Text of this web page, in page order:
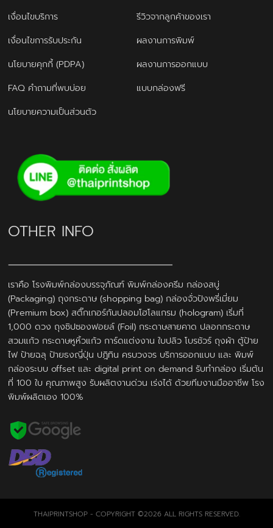
เงื่อนไขบริการ
รีวิวจากลูกค้าของเรา
เงื่อนไขการรับประกัน
ผลงานการพิมพ์
นโยบายคุกกี้ (PDPA)
ผลงานการออกแบบ
FAQ คำถามที่พบบ่อย
แบบกล่องฟรี
นโยบายความเป็นส่วนตัว
OTHER INFO
เราคือ โรงพิมพ์กล่องบรรจุภัณฑ์ พิมพ์กล่องครีม กล่องสบู่
(Packaging) ถุงกระดาษ (shopping bag) กล่องจั่วปังพรี่เมี่ยม
(Premium box) สติ๊กเกอร์กันปลอมโฮโลแกรม (hologram) เริ่มที่
1,000 ดวง ถุงซิปซองฟอยล์ (Foil) กระดาษสายคาด ปลอกกระดาษ
สวมแก้ว กระดาษหูหิ้วแก้ว การ์ดแต่งงาน ใบปลิว โบรชัวร์ ถุงผ้า ตู้ป้าย
ไฟ ป้ายฉลุ ป้ายธงญี่ปุ่น ปฎิทิน ครบวงจร บริการออกแบบ และ พิมพ์
กล่องระบบ offset และ digital print on demand รับทำกล่อง เริ่มต้น
ที่ 100 ใบ คุณภาพสูง รับผลิตงานด่วน เร่งได้ ด้วยทีมงานมืออาชีพ โรง
พิมพ์ผลิตเอง 100%
THAIPRINTSHOP - COPYRIGHT ©2026 ALL RIGHTS RESERVED.